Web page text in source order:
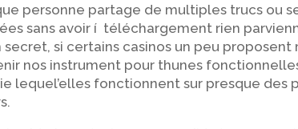
personne partage de multiples trucs ou
sans avoir í téléchargement rien
secret, si certains casinos un peu
nos instrument pour thunes
lequel’elles fonctionnent sur presque des